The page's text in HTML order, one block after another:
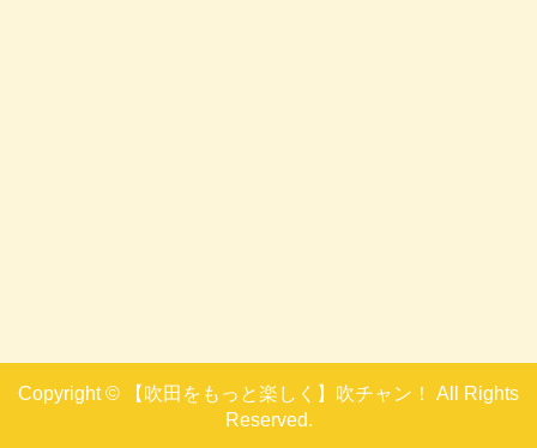
Copyright © 【吹田をもっと楽しく】吹チャン！ All Rights
Reserved.